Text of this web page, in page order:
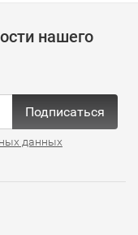
нашего
Подписаться
данных